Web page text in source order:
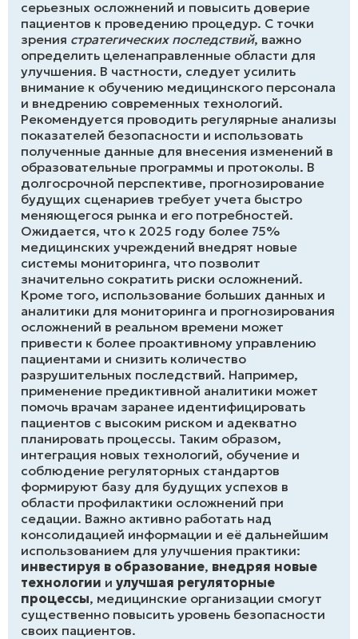
серьезных осложнений и повысить доверие
пациентов к проведению процедур. С точки
зрения стратегических последствий, важно
определить целенаправленные области для
улучшения. В частности, следует усилить
внимание к обучению медицинского персонала
и внедрению современных технологий.
Рекомендуется проводить регулярные анализы
показателей безопасности и использовать
полученные данные для внесения изменений в
образовательные программы и протоколы. В
долгосрочной перспективе, прогнозирование
будущих сценариев требует учета быстро
меняющегося рынка и его потребностей.
Ожидается, что к 2025 году более 75%
медицинских учреждений внедрят новые
системы мониторинга, что позволит
значительно сократить риски осложнений.
Кроме того, использование больших данных и
аналитики для мониторинга и прогнозирования
осложнений в реальном времени может
привести к более проактивному управлению
пациентами и снизить количество
разрушительных последствий. Например,
применение предиктивной аналитики может
помочь врачам заранее идентифицировать
пациентов с высоким риском и адекватно
планировать процессы. Таким образом,
интеграция новых технологий, обучение и
соблюдение регуляторных стандартов
формируют базу для будущих успехов в
области профилактики осложнений при
седации. Важно активно работать над
консолидацией информации и её дальнейшим
использованием для улучшения практики:
инвестируя в образование, внедряя новые
технологии и улучшая регуляторные
процессы, медицинские организации смогут
существенно повысить уровень безопасности
своих пациентов.